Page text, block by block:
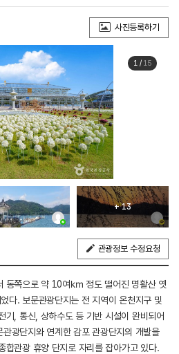
사진등록하기
1/ 15
+ 13
관광정보 수정요청
동쪽으로 약 10여㎞ 정도 떨어진 명활산 옛
다. 보문관광단지는 전 지역이 온천지구 및
기, 통신, 상하수도 등 기반 시설이 완비되어
광단지와 연계한 감포 관광단지의 개발을
합관광 휴양 단지로 자리를 잡아가고 있다.